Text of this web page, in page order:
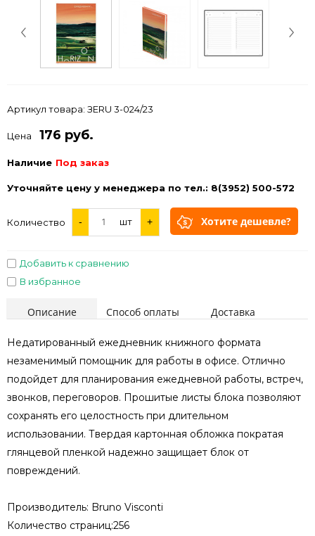
Артикул товара: ЗЕRU 3-024/23
Цена 176 руб.
Наличие Под заказ
Уточняйте цену у менеджера по тел.: 8(3952) 500-572
Количество - шт + Хотите дешевле?
Добавить к сравнению
В избранное
Описание Способ оплаты Доставка
Недатированный ежедневник книжного формата
незаменимый помощник для работы в офисе. Отлично
подойдет для планирования ежедневной работы, встреч,
звонков, переговоров. Прошитые листы блока позволяют
сохранять его целостность при длительном
использовании. Твердая картонная обложка пократая
глянцевой пленкой надежно защищает блок от
повреждений.
Производитель: Bruno Visconti
Количество страниц:256